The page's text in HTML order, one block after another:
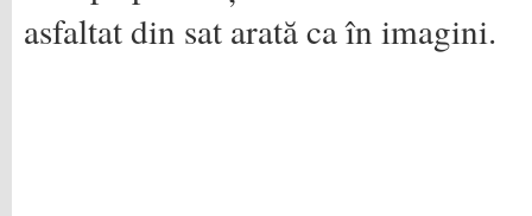
asfaltat din sat arată ca în imagini.